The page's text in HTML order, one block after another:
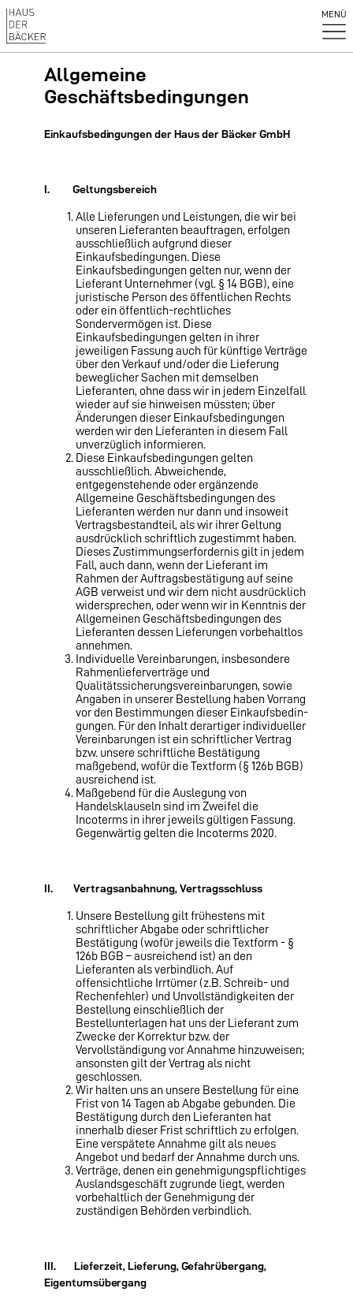
MENÜ
Allgemeine
Geschäftsbedingungen
Einkaufsbedingungen der Haus der Bäcker GmbH
I. Geltungsbereich
Alle Lieferungen und Leistungen, die wir bei
unseren Lieferanten beauftragen, erfolgen
ausschließlich aufgrund dieser
Einkaufsbedingungen. Diese
Einkaufsbedingungen gelten nur, wenn der
Lieferant Un­ternehmer (vgl. § 14 BGB), eine
juristische Person des öffentlichen Rechts
oder ein öffentlich-rechtliches
Sondervermögen ist. Diese
Einkaufsbedingungen gelten in ihrer
jeweiligen Fassung auch für künftige Verträge
über den Verkauf und/oder die Lieferung
beweglicher Sachen mit demselben
Lieferanten, ohne dass wir in jedem Einzelfall
wieder auf sie hinweisen müssten; über
Änderungen dieser Einkaufsbedingungen
werden wir den Lieferanten in diesem Fall
unverzüglich informieren.
Diese Einkaufsbedingungen gelten
ausschließlich. Abweichende,
entgegenstehende oder ergänzende
Allgemeine Geschäftsbedingungen des
Lieferanten werden nur dann und insoweit
Vertragsbestandteil, als wir ihrer Geltung
ausdrücklich schriftlich zugestimmt haben.
Dieses Zustimmungserfordernis gilt in jedem
Fall, auch dann, wenn der Lieferant im
Rahmen der Auftragsbestätigung auf seine
AGB verweist und wir dem nicht ausdrücklich
widersprechen, oder wenn wir in Kenntnis der
Allgemeinen Geschäftsbedingungen des
Lieferanten dessen Lieferungen vorbehaltlos
annehmen.
Individuelle Vereinbarungen, insbesondere
Rahmenlieferverträge und
Qualitätssicherungsvereinbarun­gen, sowie
Angaben in unserer Bestellung haben Vorrang
vor den Bestimmungen dieser Einkaufsbedin­
gungen. Für den Inhalt derartiger individueller
Vereinbarungen ist ein schriftlicher Vertrag
bzw. unsere schriftliche Bestätigung
maßgebend, wofür die Textform (§ 126b BGB)
ausreichend ist.
Maßgebend für die Auslegung von
Handelsklauseln sind im Zweifel die
Incoterms in ihrer jeweils gültigen Fassung.
Gegenwärtig gelten die Incoterms 2020.
II. Vertragsanbahnung, Vertragsschluss
Unsere Bestellung gilt frühestens mit
schriftlicher Abgabe oder schriftlicher
Bestätigung (wofür jeweils die Textform - §
126b BGB – ausreichend ist) an den
Lieferanten als verbindlich. Auf
offensichtliche Irrtümer (z.B. Schreib- und
Rechenfehler) und Unvollständigkeiten der
Bestellung einschließlich der
Bestellunterlagen hat uns der Lieferant zum
Zwecke der Korrektur bzw. der
Vervollständigung vor Annahme hinzuweisen;
ansonsten gilt der Vertrag als nicht
geschlossen.
Wir halten uns an unsere Bestellung für eine
Frist von 14 Tagen ab Abgabe gebunden. Die
Bestätigung durch den Lieferanten hat
innerhalb dieser Frist schriftlich zu erfolgen.
Eine verspätete Annahme gilt als neues
Angebot und bedarf der Annahme durch uns.
Verträge, denen ein genehmigungspflichtiges
Auslandsgeschäft zugrunde liegt, werden
vorbehaltlich der Genehmigung der
zuständigen Behörden verbindlich.
III. Lieferzeit, Lieferung, Gefahrübergang,
Eigentumsübergang